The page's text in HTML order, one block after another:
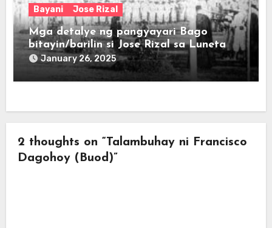
Bayani Jose Rizal
Mga detalye ng pangyayari Bago
bitayin/barilin si Jose Rizal sa Luneta
January 26, 2025
2 thoughts on “Talambuhay ni Francisco
Dagohoy (Buod)”